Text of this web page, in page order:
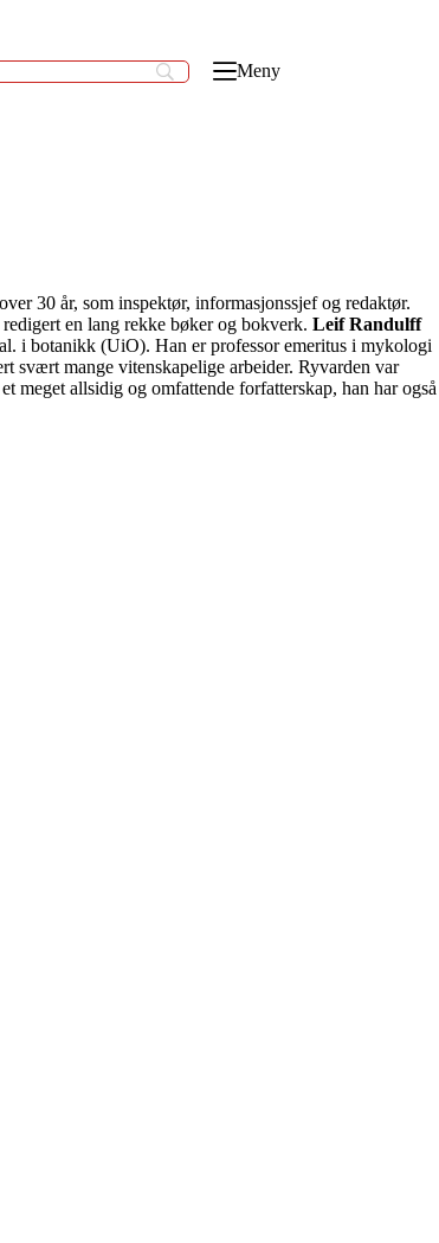
Meny
30 år, som inspektør, informasjonssjef og redaktør.
en lang rekke bøker og bokverk. Leif Randulff
i botanikk (UiO). Han er professor emeritus i mykologi
svært mange vitenskapelige arbeider. Ryvarden var
meget allsidig og omfattende forfatterskap, han har også